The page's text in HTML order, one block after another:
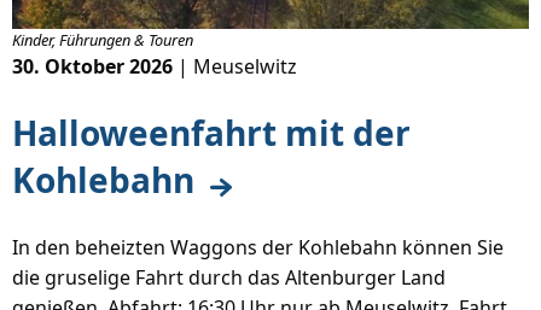
Halloweenfahrt mit der
Kohlebahn
Kinder, Führungen & Touren
30. Oktober 2026 | Meuselwitz
In den beheizten Waggons der Kohlebahn können Sie
die gruselige Fahrt durch das Altenburger Land